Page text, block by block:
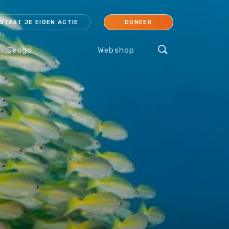
START JE EIGEN ACTIE DONEER
Koraal
Orang-oetan
IJsbeer
Jeugd Webshop